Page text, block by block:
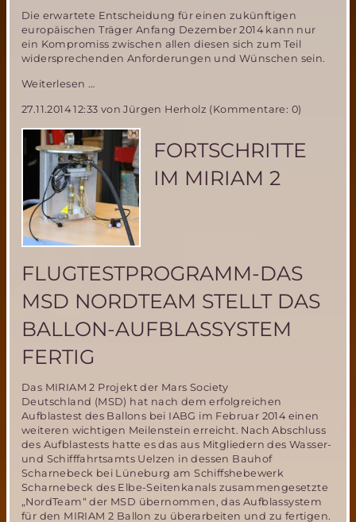
Die erwartete Entscheidung für einen zukünftigen
europäischen Träger Anfang Dezember 2014 kann nur
ein Kompromiss zwischen allen diesen sich zum Teil
widersprechenden Anforderungen und Wünschen sein.
Weiterlesen …
5
Nachfolge
Dilemma
27.11.2014 12:33 von Jürgen Herholz (Kommentare: 0)
FORTSCHRITTE
IM MIRIAM 2
FLUGTESTPROGRAMM-DAS
MSD NORDTEAM STELLT DAS
BALLON-AUFBLASSYSTEM
FERTIG
Das MIRIAM 2 Projekt der Mars Society
Deutschland (MSD) hat nach dem erfolgreichen
Aufblastest des Ballons bei IABG im Februar 2014 einen
weiteren wichtigen Meilenstein erreicht. Nach Abschluss
des Aufblastests hatte es das aus Mitgliedern des Wasser-
und Schifffahrtsamts Uelzen in dessen Bauhof
Scharnebeck bei Lüneburg am Schiffshebewerk
Scharnebeck des Elbe-Seitenkanals zusammengesetzte
„NordTeam“ der MSD übernommen, das Aufblassystem
für den MIRIAM 2 Ballon zu überarbeiten und zu fertigen.